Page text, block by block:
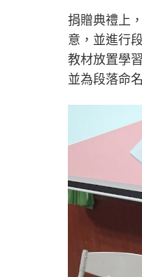
捐贈典禮上
意，並進行
教材放置學
並為段落命